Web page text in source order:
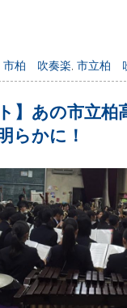
,市柏 吹奏楽 ,市立柏
】あの市立柏
らかに！